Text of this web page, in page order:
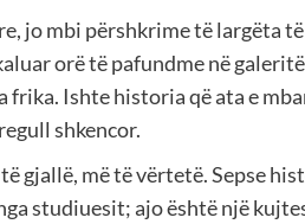
jo mbi përshkrime të largëta
orë të pafundme në
frika. Ishte historia që ata e
shkencor.
gjallë, më të vërtetë. Sepse
studiuesit; ajo është një